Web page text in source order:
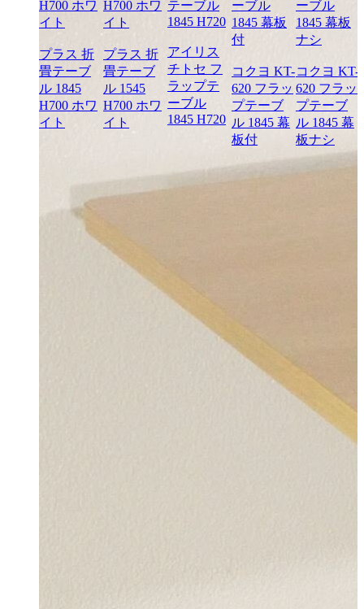
プラス 折
畳テーブ
ル 1845
H700 ホワ
イト
プラス 折
畳テーブ
ル 1545
H700 ホワ
イト
アイリス
チトセ フ
ラップテ
ーブル
1845 H720
コクヨ KT-
620 フラッ
プテーブ
ル 1845 幕
板付
コクヨ KT-
620 フラッ
プテーブ
ル 1845 幕
板ナシ